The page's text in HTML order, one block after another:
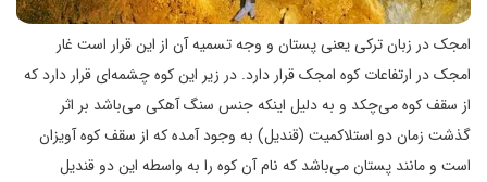
امجک در زبان ترکی یعنی پستان و وجه تسمیه آن از این قرار است غار
امجک در ارتفاعات کوه امجک قرار دارد. در زیر این کوه چشمه‌ای قرار دارد که
از سقف کوه می‌چکد و به دلیل اینکه جنس سنگ آهکی می‌باشد بر اثر
گذشت زمان دو استلاکمیت (قندیل) به وجود آمده که از سقف کوه آویزان
است و مانند پستان می‌باشد که نام آن کوه را به واسطه این دو قندیل